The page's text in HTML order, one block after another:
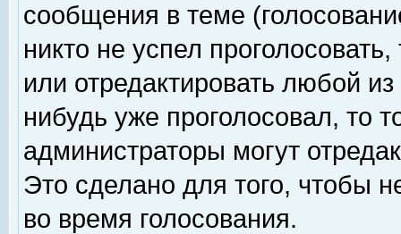
сообщения в теме
никто не успел
или отредактировать любой
нибудь уже проголосовал, то
администраторы могут
Это сделано для того, чтобы
во время голосования.